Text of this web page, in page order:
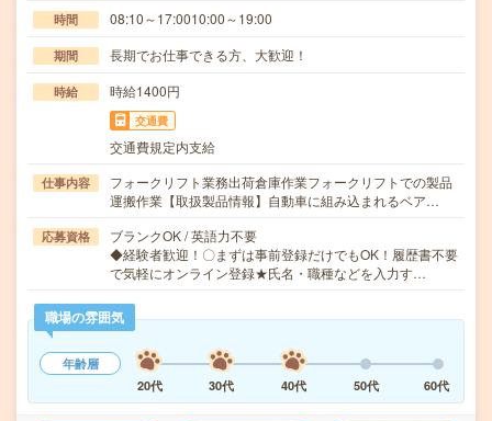
時間 08:10～17:0010:00～19:00
期間 長期でお仕事できる方、大歓迎！
時給 時給1400円
交通費
交通費規定内支給
仕事内容
フォークリフト業務出荷倉庫作業フォークリフトでの製品
運搬作業【取扱製品情報】自動車に組み込まれるベア…
応募資格
ブランクOK / 英語力不要
◆経験者歓迎！〇まずは事前登録だけでもOK！履歴書不要
で気軽にオンライン登録★氏名・職種などを入力す…
職場の雰囲気
年齢層
20代
30代 40代 50代 60代